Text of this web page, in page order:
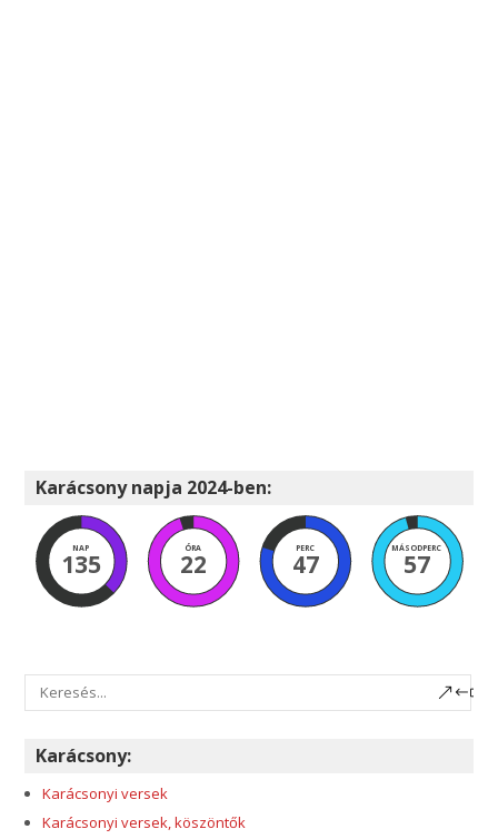
Karácsony napja 2024-ben:
NAP
135
ÓRA
22
PERC
47
MÁSODPERC
56
Karácsony:
Karácsonyi versek
Karácsonyi versek, köszöntők